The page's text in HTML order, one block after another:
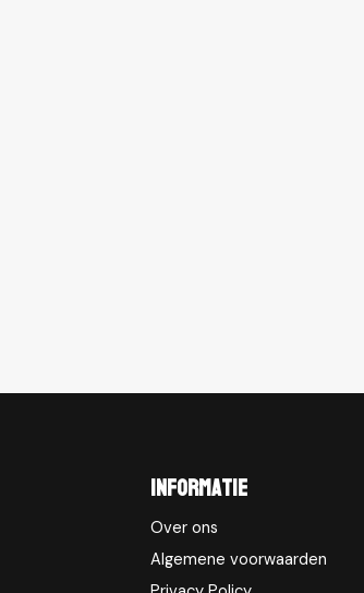
Informatie
Over ons
Algemene voorwaarden